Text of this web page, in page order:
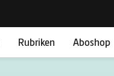
Rubriken Aboshop